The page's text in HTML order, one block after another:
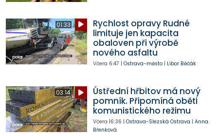
01:33
Rychlost opravy Rudné
limituje jen kapacita
obaloven při výrobě
nového asfaltu
Včera 6:47 | Ostrava-město| Libor Běčák
03:14
Ústřední hřbitov má nový
pomník. Připomíná oběti
komunistického režimu
Včera 16:36 | Ostrava-Slezská Ostrava | Anna
Břenková